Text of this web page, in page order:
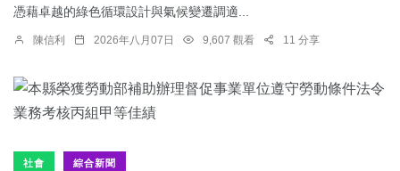
憑藉卓越的綠色循環設計與氣候變遷調適...
陳信利 2026年八月07日 9,607 觀看 11 分享
社會 綜合新聞